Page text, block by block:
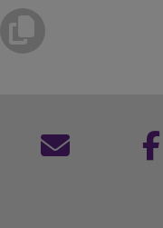
Kontaktformular